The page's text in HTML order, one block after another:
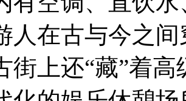
人在古与今之
街上还“藏”着